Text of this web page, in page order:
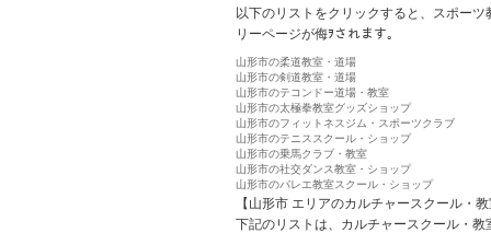
以下のリストをクリックすると、スポー
リーページが侮ｦされます。
山形市の柔道教室・道場
山形市の剣道教室・道場
山形市のテコンドー道場・教室
山形市の太極拳教室グッズショップ
山形市のフィットネスジム・スポーツクラブ
山形市のテニススクール・ショップ
山形市の乗馬クラブ・教室
山形市の社交ダンス教室・ショップ
山形市のバレエ教室スクール・ショップ
【山形市 エリアのカルチャースクール・
下記のリストは、カルチャースクール・